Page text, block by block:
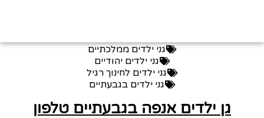
גני ילדים ממלכתיים
גני ילדים יהודיים
גני ילדים לחינוך רגיל
גני ילדים בגבעתיים
גן ילדים אנפה בגבעתיים טלפון